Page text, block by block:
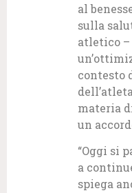
al
sulla
atletico
contesto
materia
un
“Oggi si
a
spiega